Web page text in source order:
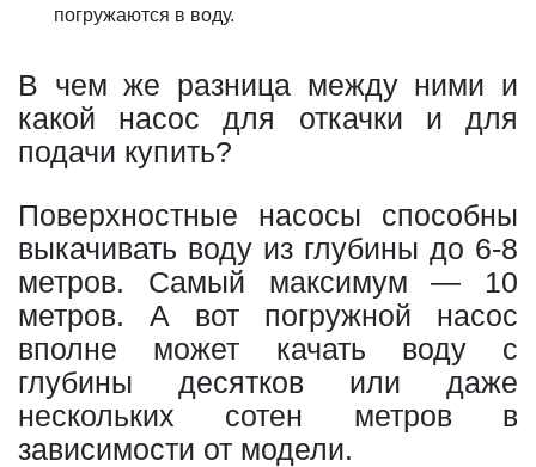
погружаются в воду.
В чем же разница между ними и
какой насос для откачки и для
подачи купить?
Поверхностные насосы способны
выкачивать воду из глубины до 6-8
метров. Самый максимум — 10
метров. А вот погружной насос
вполне может качать воду с
глубины десятков или даже
нескольких сотен метров в
зависимости от модели.